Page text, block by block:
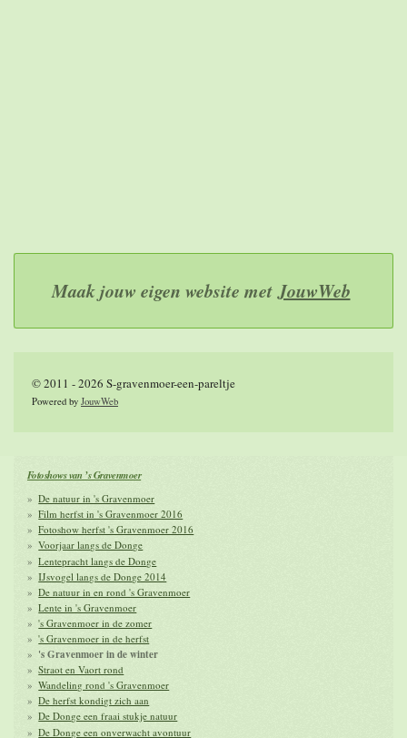
Maak jouw eigen website met JouwWeb
© 2011 - 2026 S-gravenmoer-een-pareltje
Powered by JouwWeb
Fotoshows van ’s Gravenmoer
De natuur in 's Gravenmoer
Film herfst in 's Gravenmoer 2016
Fotoshow herfst 's Gravenmoer 2016
Voorjaar langs de Donge
Lentepracht langs de Donge
IJsvogel langs de Donge 2014
De natuur in en rond 's Gravenmoer
Lente in 's Gravenmoer
's Gravenmoer in de zomer
's Gravenmoer in de herfst
's Gravenmoer in de winter
Straot en Vaort rond
Wandeling rond 's Gravenmoer
De herfst kondigt zich aan
De Donge een fraai stukje natuur
De Donge een onverwacht avontuur